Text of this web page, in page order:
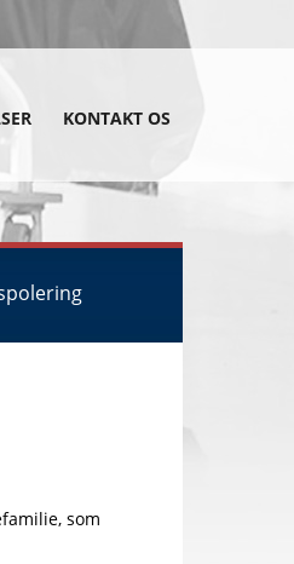
KONTAKT OS
som